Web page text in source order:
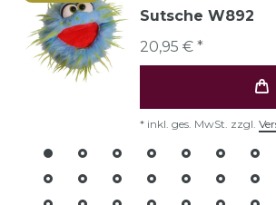
Sutsche W892
20,95 € *
* inkl. ges. MwSt. zzgl.